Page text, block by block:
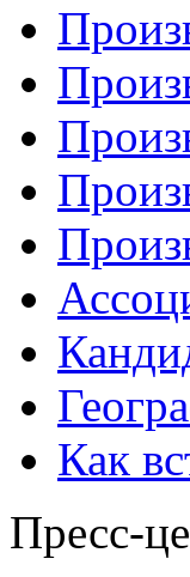
Как
Пресс-